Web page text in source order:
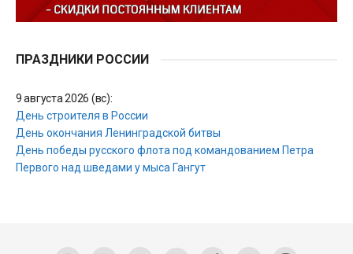
ПРАЗДНИКИ РОССИИ
9 августа 2026 (вс):
День строителя в России
День окончания Ленинградской битвы
День победы русского флота под командованием Петра
Первого над шведами у мыса Гангут